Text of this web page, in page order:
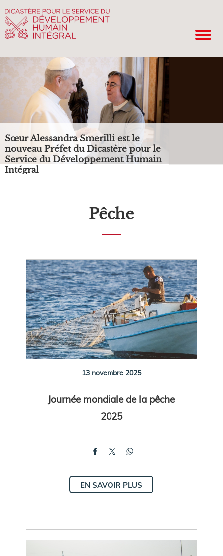
Sœur Alessandra Smerilli est le
nouveau Préfet du Dicastère pour le
Service du Développement Humain
Intégral
Pêche
13 novembre 2025
Journée mondiale de la pêche
2025
EN SAVOIR PLUS